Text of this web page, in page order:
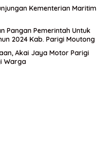
Kementerian Maritim
Pangan Pemerintah Untuk
2024 Kab. Parigi Moutong
Akai Jaya Motor Parigi
Warga